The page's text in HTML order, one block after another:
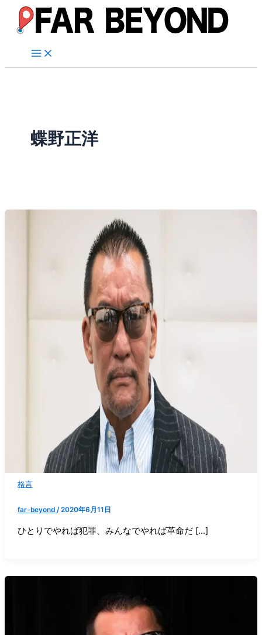
キ
蝶野正洋
格言
far-beyond /2020年6月11日
ひとりでやれば犯罪、みんなでやれば革命だ […]